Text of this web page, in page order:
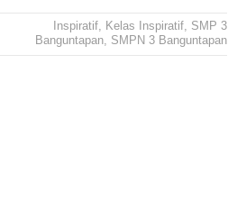
Inspiratif, Kelas Inspiratif, SMP 3
Banguntapan, SMPN 3 Banguntapan